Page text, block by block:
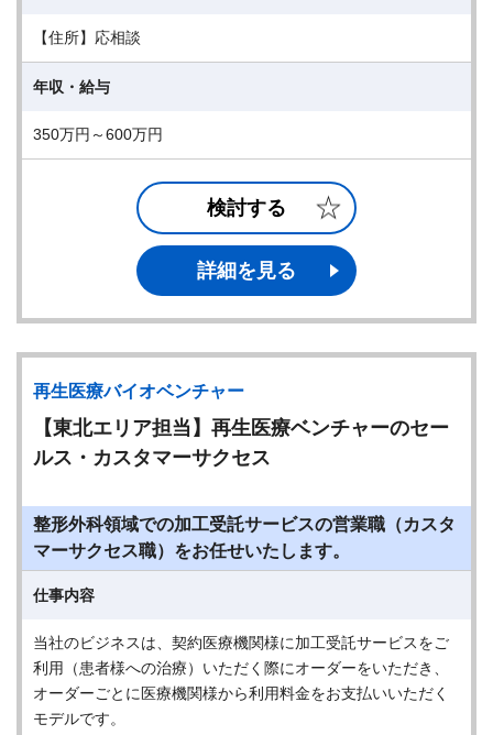
【住所】応相談
年収・給与
350万円～600万円
検討する
詳細を見る
再生医療バイオベンチャー
【東北エリア担当】再生医療ベンチャーのセー
ルス・カスタマーサクセス
整形外科領域での加工受託サービスの営業職（カスタ
マーサクセス職）をお任せいたします。
仕事内容
当社のビジネスは、契約医療機関様に加工受託サービスをご
利用（患者様への治療）いただく際にオーダーをいただき、
オーダーごとに医療機関様から利用料金をお支払いいただく
モデルです。